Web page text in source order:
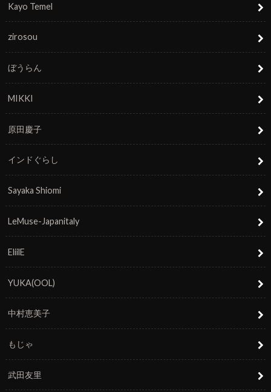
Kayo Temel
zirosou
ぼうらん
MIKKI
原田慶子
インドぐらし
Sayaka Shiomi
LeMuse-Japanitaly
EliilE
YUKA(OOL)
中村恵美子
もじゃ
武田友里